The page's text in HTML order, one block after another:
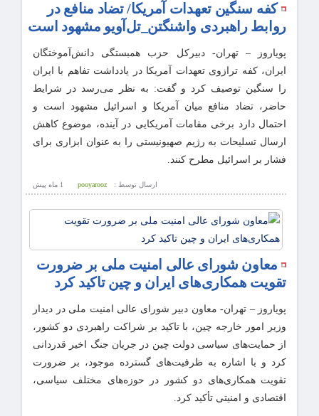
کفه سنگین تعهدات آمریکا/ تضاد منافع در
روابط راهبردی واشنگتن_تل‌آویو مشهود است
پویاروز – تهران- دبیرکل حزب همبستگی دانش‌آموختگان
ایران، کفه ترازوی تعهدات آمریکا در یادداشت تفاهم با ایران
را سنگین توصیف کرد و گفت: به نظر می‌رسد در شرایط
حاضر، تضاد منافع میان آمریکا و اسرائیل مشهود است و
احتمال دارد برخی مقامات آمریکایی در آینده، موضوع کاهش
ارسال تسلیحات به رژیم صهیونیستی را به عنوان ابزاری برای
فشار بر اسرائیل مطرح کنند.
1 ماه پيش ارسال توسط : pooyarooz
معاون شورای عالی امنیت ملی بر ضرورت
تقویت همکاری‌های ایران و چین تاکید کرد
پویاروز – تهران- معاون دبیر شورای عالی امنیت ملی در دیدار
وزیر امور خارجه چین، با تاکید بر شراکت راهبردی دو کشور،
از حمایت‌های سیاسی دولت چین در جریان جنگ اخیر قدردانی
کرد و با اشاره به ظرفیت‌های گسترده موجود، بر ضرورت
تقویت همکاری‌های دو کشور در حوزه‌های مختلف سیاسی،
اقتصادی و امنیتی تأکید کرد.